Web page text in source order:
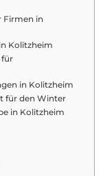
Firmen in
Kolitzheim
für
in Kolitzheim
für den Winter
in Kolitzheim